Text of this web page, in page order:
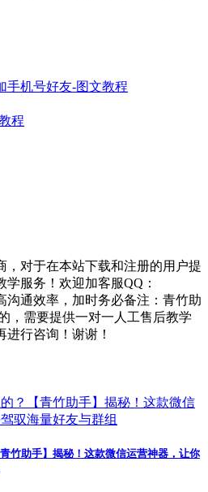
手机号好友-图文教程
程
，对于在本站下载和注册的用户提
服务！欢迎加客服QQ：
沟通效率，加时务必备注：青竹助
，需要提供一对一人工售后教学
进行咨询！谢谢！
竹助手】揭秘！这款微信运营神器，让你